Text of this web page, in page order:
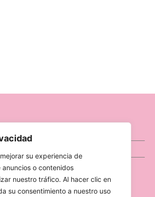
su experiencia de
o contenidos
nuestro tráfico. Al hacer clic en
su consentimiento a nuestro uso
en
Ofertas
Caja Viajera